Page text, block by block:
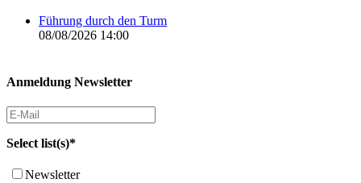
Führung durch den Turm
08/08/2026 14:00
Anmeldung Newsletter
Select list(s)*
Newsletter